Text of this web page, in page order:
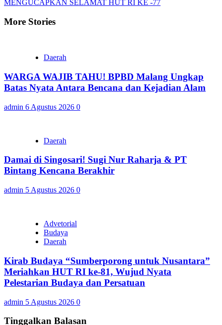
MENGUCAPKAN SELAMAT HUT RI KE -77
More Stories
Daerah
WARGA WAJIB TAHU! BPBD Malang Ungkap
Batas Nyata Antara Bencana dan Kejadian Alam
admin 6 Agustus 2026 0
Daerah
Damai di Singosari! Sugi Nur Raharja & PT
Bintang Kencana Berakhir
admin 5 Agustus 2026 0
Advetorial
Budaya
Daerah
Kirab Budaya “Sumberporong untuk Nusantara”
Meriahkan HUT RI ke-81, Wujud Nyata
Pelestarian Budaya dan Persatuan
admin 5 Agustus 2026 0
Tinggalkan Balasan